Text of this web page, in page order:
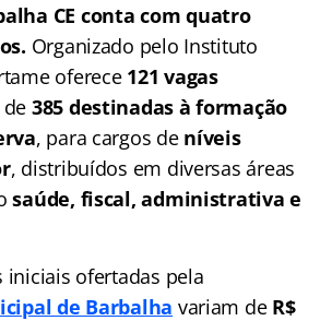
CE conta com quatro
Organizado pelo Instituto
oferece 121 vagas
385 destinadas à formação
, para cargos de níveis
, distribuídos em diversas áreas
saúde, fiscal, administrativa e
iniciais ofertadas pela
de Barbalha variam de R$